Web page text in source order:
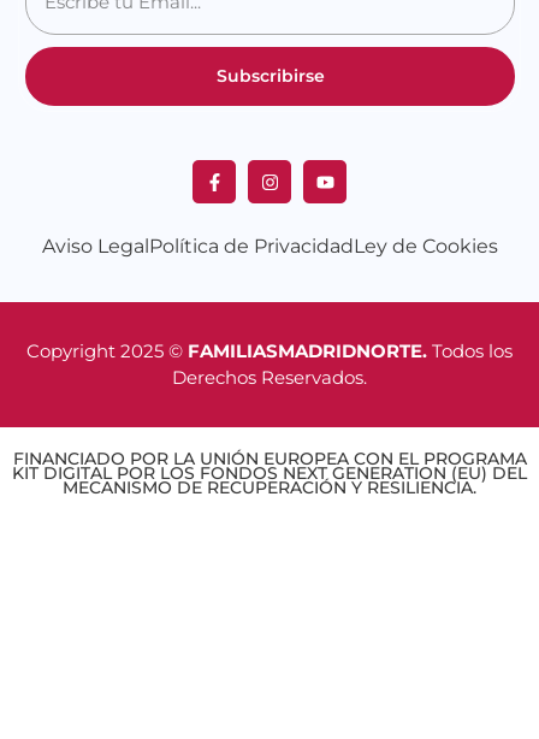
Subscribirse
Aviso Legal Política de PrivacidadLey de Cookies
Copyright 2025 © FAMILIASMADRIDNORTE. Todos los
Derechos Reservados.
FINANCIADO POR LA UNIÓN EUROPEA CON EL PROGRAMA
KIT DIGITAL POR LOS FONDOS NEXT GENERATION (EU) DEL
MECANISMO DE RECUPERACIÓN Y RESILIENCIA.